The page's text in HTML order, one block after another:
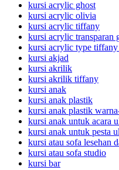
kursi acrylic ghost
kursi acrylic olivia
kursi acrylic tiffany
kursi acrylic transparan
kursi acrylic type
kursi akjad
kursi akrilik
kursi akrilik tiffany
kursi anak
kursi anak plastik
kursi anak plastik
kursi anak untuk acara
kursi anak untuk pesta
kursi atau sofa lesehan
kursi atau sofa studio
kursi bar